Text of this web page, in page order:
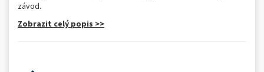
závod.
Zobrazit celý popis >>